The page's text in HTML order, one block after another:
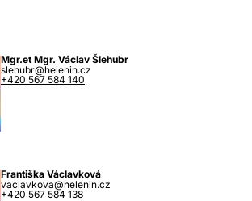
Mgr.et Mgr. Václav Šlehubr
slehubr@helenin.cz
+420 567 584 140
Františka Václavková
vaclavkova@helenin.cz
+420 567 584 138